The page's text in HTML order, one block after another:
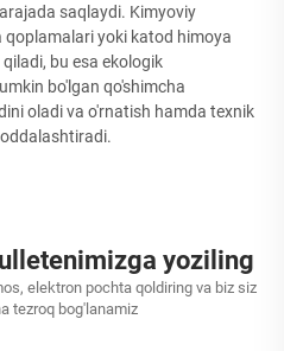
saqlaydi. Kimyoviy
yoki katod himoya
bu esa ekologik
bo'lgan qo'shimcha
oladi va o'rnatish hamda texnik
yoziling
elektron pochta qoldiring va biz siz
tezroq bog'lanamiz